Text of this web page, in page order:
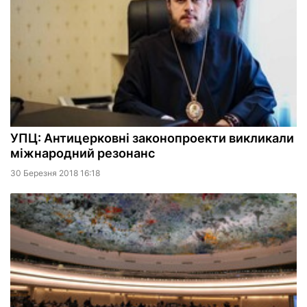
УПЦ: Антицерковні законопроекти викликали
міжнародний резонанс
30 Березня 2018 16:18